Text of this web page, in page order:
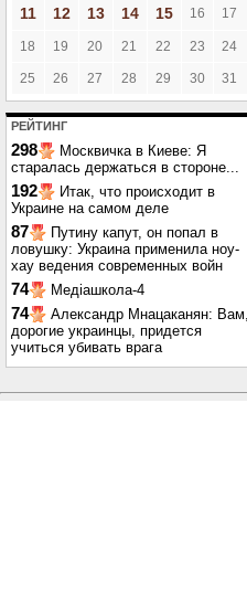
11
12 13 14 15 16 17
18 19 20 21 22 23 24
25 26 27 28 29 30 31
РЕЙТИНГ
298
Москвичка в Киеве: Я
старалась держаться в стороне...
192
Итак, что происходит в
Украине на самом деле
87
Путину капут, он попал в
ловушку: Украина применила ноу-
хау ведения современных войн
74 Медіашкола-4
74
Александр Мнацаканян: Вам,
дорогие украинцы, придется
учиться убивать врага